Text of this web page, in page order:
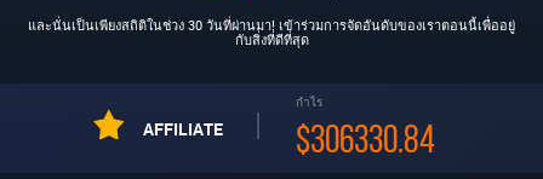
และนั่นเป็นเพียงสถิติในช่วง 30 วันที่ผ่านมา! เข้าร่วมการจัดอันดับของเราตอนนี้เพื่ออยู่
กับสิ่งที่ดีที่สุด
AFFILIATE
กำไร
$306330.84